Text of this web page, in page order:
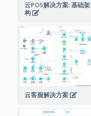
云POS解决方案: 基础架
构
云客服解决方案